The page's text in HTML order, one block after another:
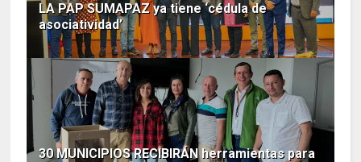
LA PAP SUMAPAZ ya tiene ‘cédula de
asociatividad’
30 MUNICIPIOS RECIBIRÁN herramientas para